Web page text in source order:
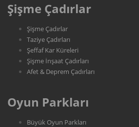
Şişme Çadırlar
Şişme Çadırlar
Taziye Çadırları
Şeffaf Kar Küreleri
Şişme İnşaat Çadırları
Afet & Deprem Çadırları
Oyun Parkları
Büyük Oyun Parkları